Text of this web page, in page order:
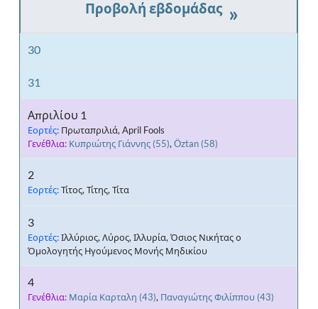
»
30
31
Απριλίου 1
Εορτές: Πρωταπριλιά, April Fools
Γενέθλια: Κυπριώτης Γιάννης (55), Öztan (58)
2
Εορτές:Τίτος, Τίτης, Τίτα
3
Εορτές:Ιλλύριος, Λύρος, Ιλλυρία, Όσιος Νικήτας ο
Όμολογητής Ηγούμενος Μονής Μηδικίου
4
Γενέθλια: Μαρία Καρταλη (43), Παναγιώτης Φιλίππου (43)